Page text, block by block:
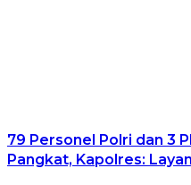
79 Personel Polri dan 3
Pangkat, Kapolres: